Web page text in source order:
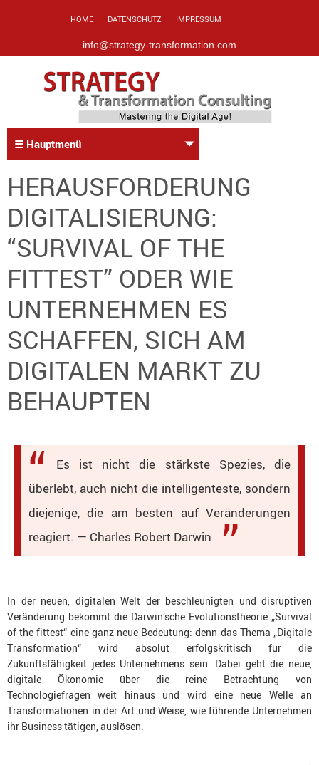
HOME DATENSCHUTZ IMPRESSUM
info@strategy-transformation.com
☰ Hauptmenü
HERAUSFORDERUNG
DIGITALISIERUNG:
“SURVIVAL OF THE
FITTEST” ODER WIE
UNTERNEHMEN ES
SCHAFFEN, SICH AM
DIGITALEN MARKT ZU
BEHAUPTEN
Es ist nicht die stärkste Spezies, die
überlebt, auch nicht die intelligenteste, sondern
diejenige, die am besten auf Veränderungen
reagiert. — Charles Robert Darwin
In der neuen, digitalen Welt der beschleunigten und disruptiven
Veränderung bekommt die Darwin’sche Evolutionstheorie „Survival
of the fittest“ eine ganz neue Bedeutung: denn das Thema „Digitale
Transformation“ wird absolut erfolgskritisch für die
Zukunftsfähigkeit jedes Unternehmens sein. Dabei geht die neue,
digitale Ökonomie über die reine Betrachtung von
Technologiefragen weit hinaus und wird eine neue Welle an
Transformationen in der Art und Weise, wie führende Unternehmen
ihr Business tätigen, auslösen.